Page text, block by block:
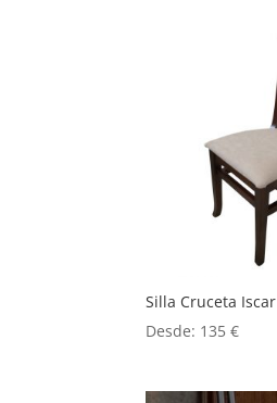
Silla Cruceta Iscar
Desde: 135€